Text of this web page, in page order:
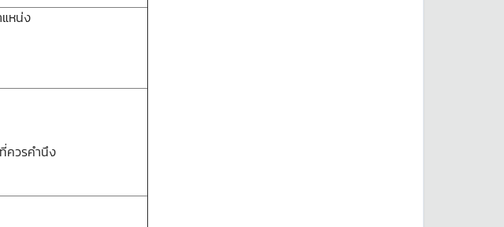
หน่ง
ควรคำนึง